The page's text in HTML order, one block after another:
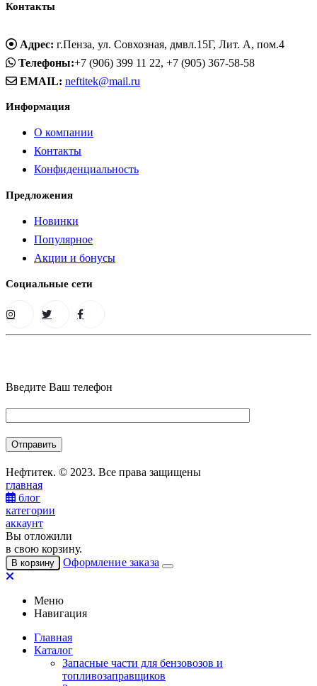
Контакты
Адрес: г.Пенза, ул. Совхозная, дмвл.15Г, Лит. А, пом.4
Телефоны:+7 (906) 399 11 22, +7 (905) 367-58-58
EMAIL: neftitek@mail.ru
Информация
О компании
Контакты
Конфиденциальность
Предложения
Новинки
Популярное
Акции и бонусы
Социальные сети
Введите Ваш телефон
Нефтитек. © 2023. Все права защищены
главная
блог
категории
аккаунт
Вы отложили
в свою корзину.
В корзину Оформление заказа
Меню
Навигация
Главная
Каталог
Запасные части для бензовозов и
топливозаправщиков